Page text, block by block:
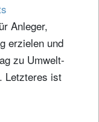
Anleger,
erzielen und
zu Umwelt-
Letzteres ist